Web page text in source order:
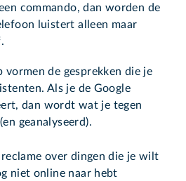
commando, dan worden de
luistert alleen maar
vormen de gesprekken die je
Als je de Google
dan wordt wat je tegen
geanalyseerd).
over dingen die je wilt
niet online naar hebt